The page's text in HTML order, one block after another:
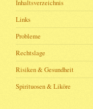
Inhaltsverzeichnis
Links
Probleme
Rechtslage
Risiken & Gesundheit
Spirituosen & Liköre